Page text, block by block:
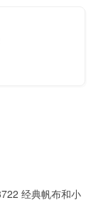
经典帆布和小